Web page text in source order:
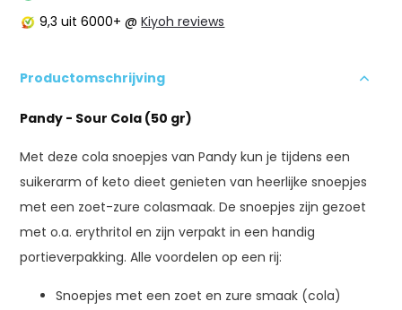
9,3 uit 6000+ @Kiyoh reviews
Productomschrijving
Pandy - Sour Cola (50 gr)
Met deze cola snoepjes van Pandy kun je tijdens een
suikerarm of keto dieet genieten van heerlijke snoepjes
met een zoet-zure colasmaak. De snoepjes zijn gezoet
met o.a. erythritol en zijn verpakt in een handig
portieverpakking. Alle voordelen op een rij:
Snoepjes met een zoet en zure smaak (cola)